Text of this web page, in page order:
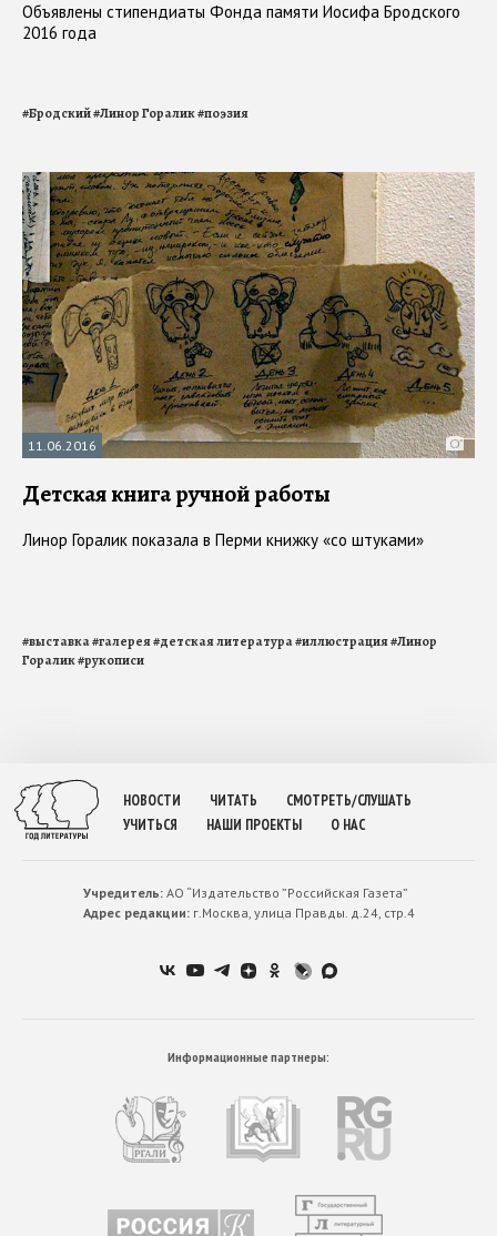
Объявлены стипендиаты Фонда памяти Иосифа Бродского
2016 года
#Бродский#Линор Горалик#поэзия
11.06.2016
Детская книга ручной работы
Линор Горалик показала в Перми книжку «со штуками»
#выставка#галерея#детская литература#иллюстрация#Линор
Горалик#рукописи
НОВОСТИ ЧИТАТЬ
СМОТРЕТЬ/СЛУШАТЬ
УЧИТЬСЯ
НАШИ ПРОЕКТЫ О НАС
Учредитель:АО “Издательство ”Российская Газета”
Адрес редакции:г.Москва, улица Правды. д.24, стр.4
Информационные партнеры: